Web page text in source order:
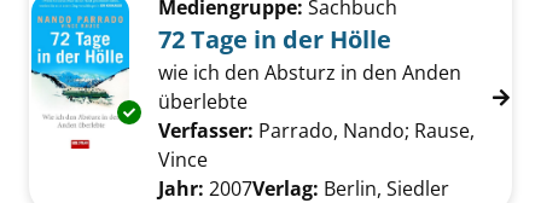
Exemplar-Details von 72 Tage in der Hölle
Mediengruppe: Sachbuch
72 Tage in der Hölle
wie ich den Absturz in den Anden
überlebte
Verfasser: Parrado, Nando; Rause,
Vince
Jahr: 2007Verlag: Berlin, Siedler